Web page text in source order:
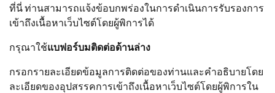
ที่นี่ ท่านสามารถแจ้งข้อบกพร่องในการดำเนินการรับรองการ
เข้าถึงเนื้อหาเว็บไซต์โดยผู้พิการได้
กรุณาใช้แบฟอร์บมติดต่อด้านล่าง
กรอกรายละเอียดข้อมูลการติดต่อของท่านและคำอธิบายโดย
ละเอียดของอุปสรรคการเข้าถึงเนื้อหาเว็บไซต์โดยผู้พิการใน